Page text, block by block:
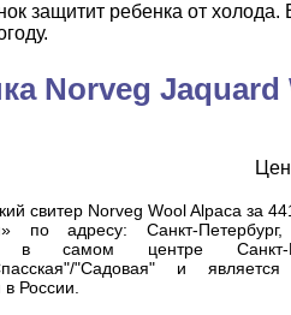
защитит ребенка от
Norveg
свитер Norveg Wool Alpaca за
по адресу: Санкт-
в самом центре Санкт-
"Садовая" и
в России.